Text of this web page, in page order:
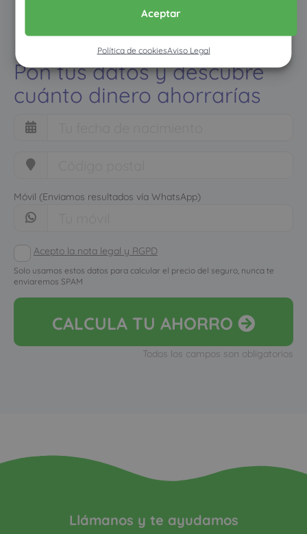
Aceptar
Política de cookiesAviso Legal
Pon tus datos y descubre
cuánto dinero ahorrarías
Móvil (Enviamos resultados vía WhatsApp)
Acepto la nota legal y RGPD
Solo usamos estos datos para calcular el precio del seguro, nunca te
enviaremos SPAM
CALCULA TU AHORRO
Todos los campos son obligatorios
Llámanos y te ayudamos